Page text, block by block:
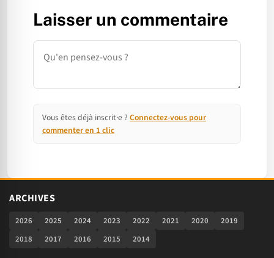
Laisser un commentaire
Commentaire
Vous êtes déjà inscrit·e ? Connectez-vous pour
commenter en 1 clic
ARCHIVES
2026 2025 2024 2023 2022 2021 2020
2019
2018
2017 2016 2015 2014